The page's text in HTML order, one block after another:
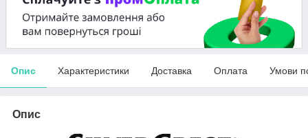
Опис Характеристики Доставка Оплата Умови
Опис